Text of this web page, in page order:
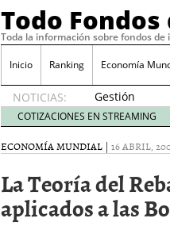
Todo
Toda la información sobre fondos de
Inicio Ranking Economía
NOTICIAS:
Gestión
pasiva
contra
gestión
España:
el
debate
COTIZACIONES EN STREAMING
ECONOMÍA MUNDIAL | 16 ABRIL,
La Teoría del
aplicados a las